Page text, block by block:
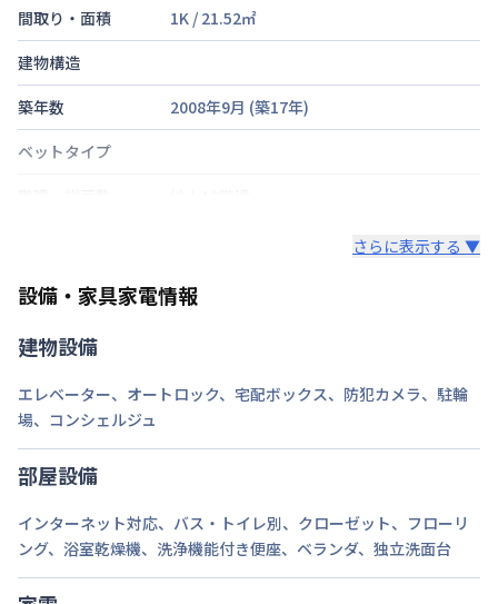
間取り・面積
1K / 21.52㎡
建物構造
築年数
2008年9月 (築17年)
ベットタイプ
部屋の向き
タイプによって異なる
交通
東武鉄道東上線 池袋駅徒歩9分
次回更新日
情報更新日より14日以内
情報更新日
さらに表示する ▼
設備・家具家電情報
建物設備
エレベーター、 オートロック、 宅配ボックス、 防犯カメラ、 駐輪
場、 コンシェルジュ
部屋設備
インターネット対応、 バス・トイレ別、 クローゼット、 フローリ
ング、 浴室乾燥機、 洗浄機能付き便座、 ベランダ、 独立洗面台